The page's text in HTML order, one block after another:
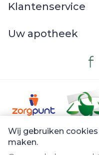
Wij gebruiken
maken.
Klantenservice
Uw apotheek
Juridische links